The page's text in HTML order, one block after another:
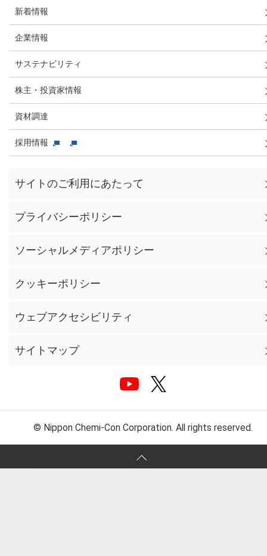
新着情報
企業情報
サステナビリティ
株主・投資家情報
資材調達
採用情報
サイトのご利用にあたって
プライバシーポリシー
ソーシャルメディアポリシー
クッキーポリシー
ウェブアクセシビリティ
サイトマップ
© Nippon Chemi-Con Corporation. All rights reserved.